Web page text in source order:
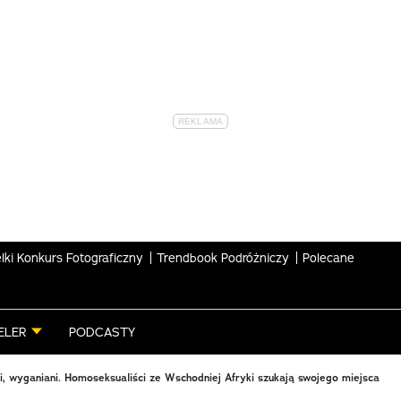
Konkurs Fotograficzny Trendbook Podróżniczy Polecane
PODCASTY
wyganiani. Homoseksualiści ze Wschodniej Afryki szukają swojego miejsca